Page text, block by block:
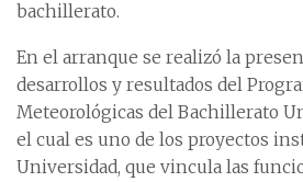
bachillerato.
En el arranque se realizó la
desarrollos y resultados del
Meteorológicas del Bachillerato
el cual es uno de los proyectos
Universidad, que vincula las